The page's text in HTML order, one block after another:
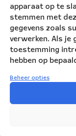
apparaat op te
stemmen met
gegevens zoals
verwerken. Als je
toestemming
hebben op
Beheer opties
Korte
1017 RC